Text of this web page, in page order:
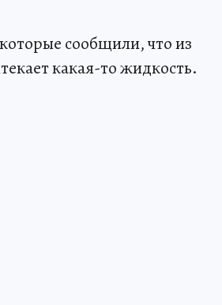
сообщили, что из
какая-то жидкость.